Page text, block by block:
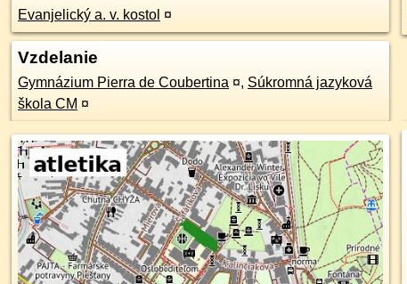
Evanjelický a. v. kostol ¤
Vzdelanie
Gymnázium Pierra de Coubertina ¤, Súkromná jazyková
škola CM ¤